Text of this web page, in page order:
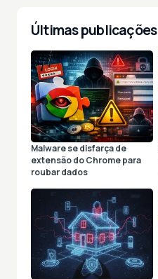
Últimas publicações
Malware se disfarça de
extensão do Chrome para
roubar dados